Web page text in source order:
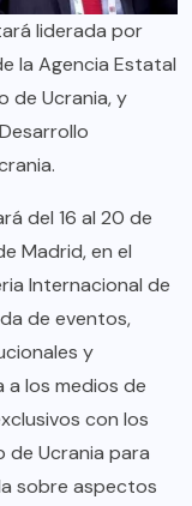
liderada por
la Agencia Estatal
de Ucrania, y
del 16 al 20 de
Madrid, en el
Internacional de
de eventos,
y
a los medios de
con los
Ucrania para
sobre aspectos